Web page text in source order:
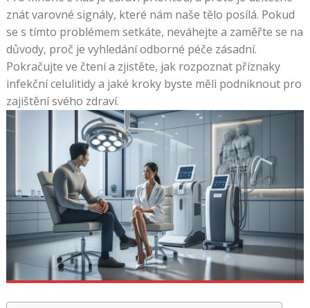
znát varovné signály, které nám naše tělo posílá. Pokud
se s tímto problémem setkáte, neváhejte a zaměřte se na
důvody, proč je vyhledání odborné péče zásadní.
Pokračujte ve čtení a zjistěte, jak rozpoznat příznaky
infekční celulitidy a jaké kroky byste měli podniknout pro
zajištění svého zdraví.